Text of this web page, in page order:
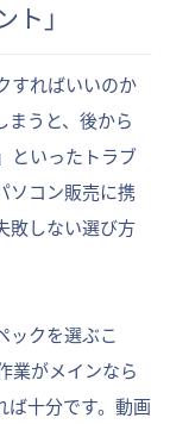
」
すればいいのか
まうと、後から
といったトラブ
ソコン販売に携
敗しない選び方
ックを選ぶこ
業がメインなら
ば十分です。動画